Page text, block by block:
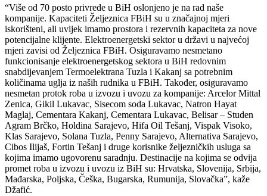
“Više od 70 posto privrede u BiH oslonjeno je na rad naše
kompanije. Kapaciteti Željeznica FBiH su u značajnoj mjeri
iskorišteni, ali uvijek imamo prostora i rezervnih kapaciteta za nove
potencijalne klijente. Elektroenergetski sektor u državi u najvećoj
mjeri zavisi od Željeznica FBiH. Osiguravamo nesmetano
funkcionisanje elektroenergetskog sektora u BiH redovnim
snabdijevanjem Termoelektrana Tuzla i Kakanj sa potrebnim
količinama uglja iz naših rudnika u FBiH. Također, osiguravamo
nesmetan protok roba u izvozu i uvozu za kompanije: Arcelor Mittal
Zenica, Gikil Lukavac, Sisecom soda Lukavac, Natron Hayat
Maglaj, Cementara Kakanj, Cementara Lukavac, Belisar – Studen
Agram Brčko, Holdina Sarajevo, Hifa Oil Tešanj, Vispak Visoko,
Klas Sarajevo, Solana Tuzla, Penny Sarajevo, Alternativa Sarajevo,
Cibos Ilijaš, Fortin Tešanj i druge korisnike željezničkih usluga sa
kojima imamo ugovorenu saradnju. Destinacije na kojima se odvija
promet roba u izvozu i uvozu iz BiH su: Hrvatska, Slovenija, Srbija,
Mađarska, Poljska, Češka, Bugarska, Rumunija, Slovačka”, kaže
Džafić.